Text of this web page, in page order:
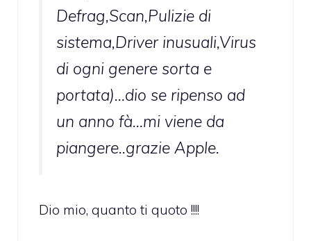
Defrag,Scan,Pulizie di
sistema,Driver inusuali,Virus
di ogni genere sorta e
portata)…dio se ripenso ad
un anno fà…mi viene da
piangere..grazie Apple.
Dio mio, quanto ti quoto !!!!